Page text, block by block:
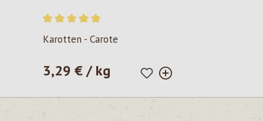
Valutazione media di 5 su 5 stelle
Karotten - Carote
Prezzo normale:
3,29 € / kg